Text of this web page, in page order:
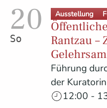
20
Sonntag
Ausstellung
Rantzau –
Führung
der
12:00 -